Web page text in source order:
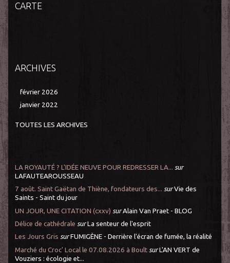
CARTE
ARCHIVES
février 2026
janvier 2022
TOUTES LES ARCHIVES
LA ROYAUTÉ ? L'IDÉE NEUVE POUR REDRESSER LA... sur
LAFAUTEAROUSSEAU
7 août. Saint Gaëtan de Thiène, fondateurs des... surVie des
Saints - Saint du jour
UN JOUR, UNE CITATION (cxxv) surAlain Van Praet - BLOG
Délice de cathédrale surLa senteur de l'esprit
Les Jours Gris surFUMIGÈNE - Derrière l'écran de fumée, la réalité
Marché du Croc' Local le 07.08.2026 à Boult surL'AN VERT de
Vouziers : écologie et...